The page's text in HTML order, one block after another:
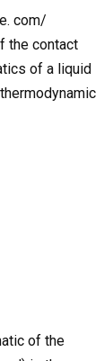
com/
the contact
of a liquid
of the